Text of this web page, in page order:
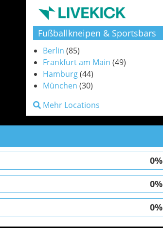
Fußballkneipen & Sportsbars
Berlin (85)
Frankfurt am Main (49)
Hamburg(44)
München (30)
Mehr Locations
0%
0%
0%